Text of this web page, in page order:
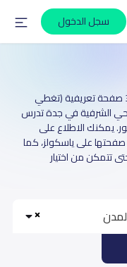
سجل الدخول
دليل مدارس مدينة جدة العالمية : أكثر من 3 صفحة تعريفية (تغطي
في حي الشرفية في جدة تدرس
يمكنك الاطلاع على
صفحتها على ياسكولز، كما
تتمكن من اختيار